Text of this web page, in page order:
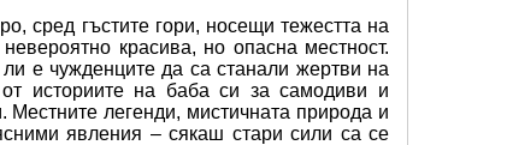
сред гъстите гори, носещи тежестта на
красива, но опасна местност.
е чужденците да са станали жертви на
историите на баба си за самодиви и
Местните легенди, мистичната природа и
явления – сякаш стари сили са се